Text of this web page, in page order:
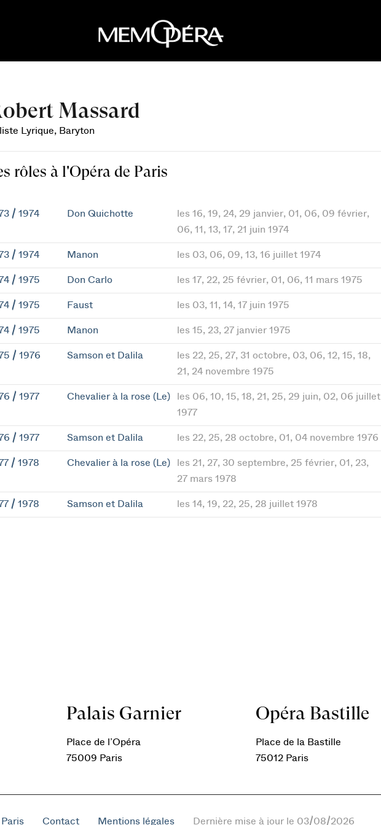
Massard
Lyrique, Baryton
rôles à l'Opéra de Paris
/ 1974 Don Quichotte
les 16, 19, 24, 29 janvier, 01, 06, 09 février,
06, 11, 13, 17, 21 juin 1974
/ 1974 Manon les 03, 06, 09, 13, 16 juillet 1974
/ 1975 Don Carlo les 17, 22, 25 février, 01, 06, 11 mars 1975
/ 1975 Faust les 03, 11, 14, 17 juin 1975
/ 1975 Manon les 15, 23, 27 janvier 1975
/ 1976 Samson et Dalila
les 22, 25, 27, 31 octobre, 03, 06, 12, 15, 18,
21, 24 novembre 1975
/ 1977 Chevalier à la rose (Le)
les 06, 10, 15, 18, 21, 25, 29 juin, 02, 06 juillet
1977
/ 1977 Samson et Dalila les 22, 25, 28 octobre, 01, 04 novembre 1976
/ 1978 Chevalier à la rose (Le)
les 21, 27, 30 septembre, 25 février, 01, 23,
27 mars 1978
/ 1978 Samson et Dalila les 14, 19, 22, 25, 28 juillet 1978
Palais Garnier
Place de l’Opéra
75009 Paris
Opéra Bastille
Place de la Bastille
75012 Paris
Paris Contact Mentions légales Dernière mise à jour le 03/08/2026